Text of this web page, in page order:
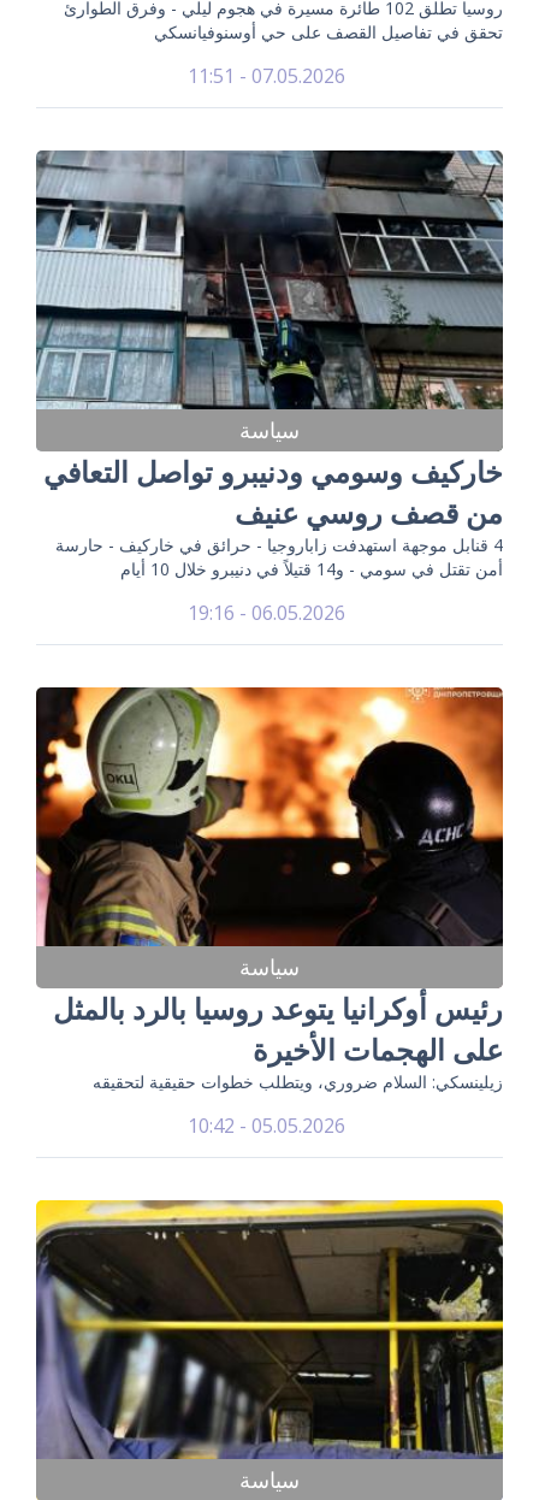
روسيا تطلق 102 طائرة مسيرة في هجوم ليلي - وفرق الطوارئ
تحقق في تفاصيل القصف على حي أوسنوفيانسكي
07.05.2026 - 11:51
سياسة
خاركيف وسومي ودنيبرو تواصل التعافي
من قصف روسي عنيف
4 قنابل موجهة استهدفت زاباروجيا - حرائق في خاركيف - حارسة
أمن تقتل في سومي - و14 قتيلاً في دنيبرو خلال 10 أيام
06.05.2026 - 19:16
سياسة
رئيس أوكرانيا يتوعد روسيا بالرد بالمثل
على الهجمات الأخيرة
زيلينسكي: السلام ضروري، ويتطلب خطوات حقيقية لتحقيقه
05.05.2026 - 10:42
سياسة